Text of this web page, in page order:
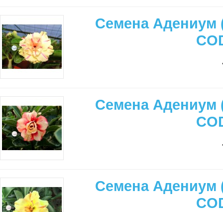
Семена Адениум
Семена Адениум
Семена Адениум